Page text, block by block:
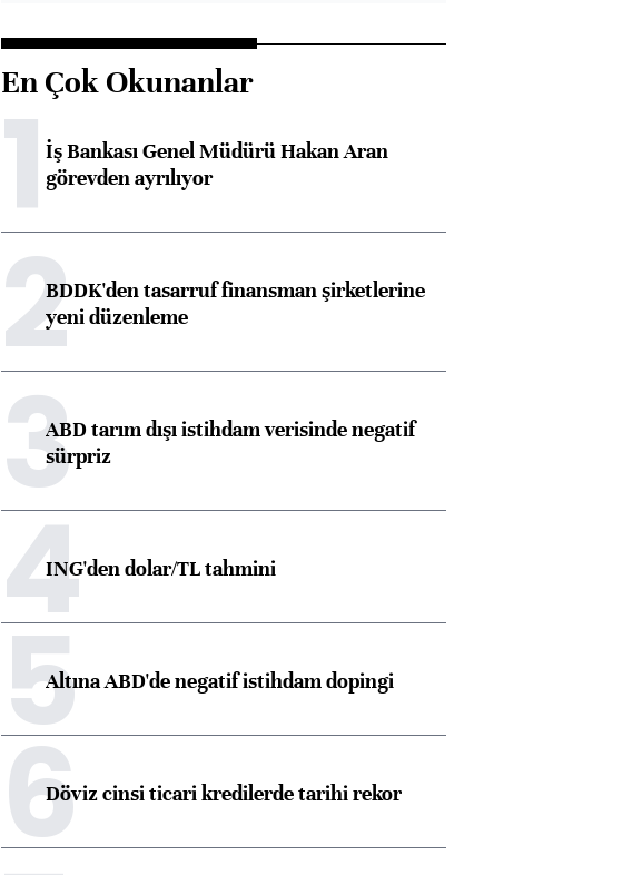
En Çok Okunanlar
1İş Bankası Genel Müdürü Hakan Aran
görevden ayrılıyor
2BDDK'den tasarruf finansman şirketlerine
yeni düzenleme
3ABD tarım dışı istihdam verisinde negatif
sürpriz
4ING'den dolar/TL tahmini
5Altına ABD'de negatif istihdam dopingi
6Döviz cinsi ticari kredilerde tarihi rekor